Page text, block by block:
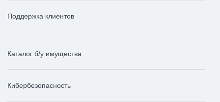
Поддержка клиентов
Каталог б/у имущества
Кибербезопасность